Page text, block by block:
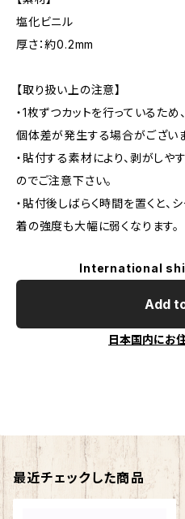
塩化ビニル
厚さ：約0.2mm
【取り扱い上の注意】
・1枚ずつカットを行っているた
個体差が発生する場合がございま
・貼付する素材により、剥がし
のでご注意下さい。
・貼付後しばらく時間を置くと、
着の強度も大幅に弱くなります。
International
Add
日本国内にお
最近チェックした商品